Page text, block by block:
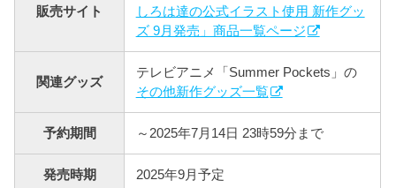
販売サイト
しろは達の公式イラスト使用 新作グッ
ズ 9月発売」商品一覧ページ
関連グッズ
テレビアニメ「Summer Pockets」の
その他新作グッズ一覧
予約期間 ～2025年7月14日 23時59分まで
発売時期 2025年9月予定